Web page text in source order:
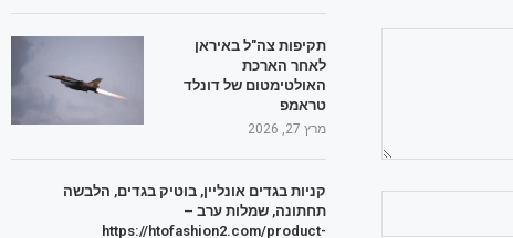
תקיפות צה"ל באיראן
לאחר הארכת
האולטימטום של דונלד
טראמפ
מרץ 27, 2026
קניות בגדים אונליין, בוטיק בגדים, הלבשה
תחתונה, שמלות ערב –
https://htofashion2.com/product-